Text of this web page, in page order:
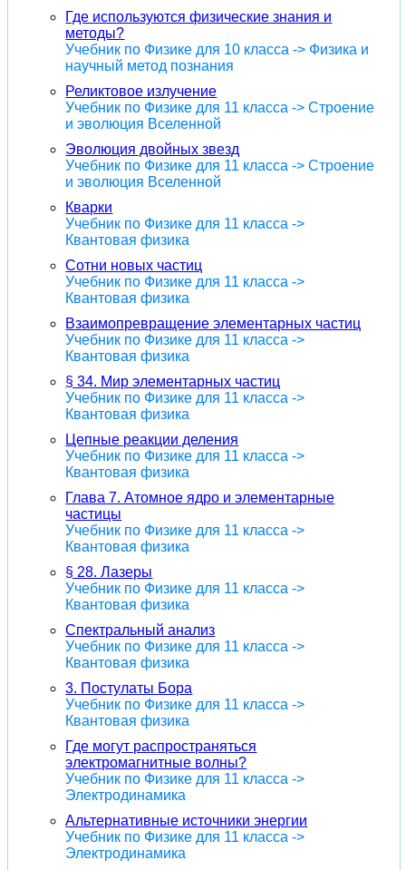
Где используются физические знания и
методы?
Учебник по Физике для 10 класса -> Физика и
научный метод познания
Реликтовое излучение
Учебник по Физике для 11 класса -> Строение
и эволюция Вселенной
Эволюция двойных звезд
Учебник по Физике для 11 класса -> Строение
и эволюция Вселенной
Кварки
Учебник по Физике для 11 класса ->
Квантовая физика
Сотни новых частиц
Учебник по Физике для 11 класса ->
Квантовая физика
Взаимопревращение элементарных частиц
Учебник по Физике для 11 класса ->
Квантовая физика
§ 34. Мир элементарных частиц
Учебник по Физике для 11 класса ->
Квантовая физика
Цепные реакции деления
Учебник по Физике для 11 класса ->
Квантовая физика
Глава 7. Атомное ядро и элементарные
частицы
Учебник по Физике для 11 класса ->
Квантовая физика
§ 28. Лазеры
Учебник по Физике для 11 класса ->
Квантовая физика
Спектральный анализ
Учебник по Физике для 11 класса ->
Квантовая физика
3. Постулаты Бора
Учебник по Физике для 11 класса ->
Квантовая физика
Где могут распространяться
электромагнитные волны?
Учебник по Физике для 11 класса ->
Электродинамика
Альтернативные источники энергии
Учебник по Физике для 11 класса ->
Электродинамика